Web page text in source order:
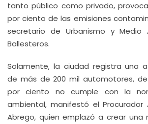
tanto público como privado,
por ciento de las emisiones
secretario de Urbanismo y Medio
Ballesteros.
Solamente, la ciudad registra una
de más de 200 mil automotores,
por ciento no cumple con la
ambiental, manifestó el Procurador
Abrego, quien emplazó a crear una